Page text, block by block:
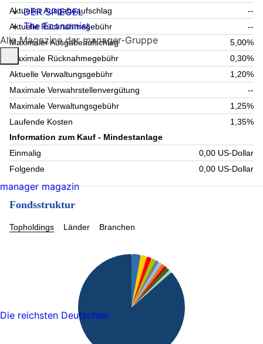
Aktueller Ausgabeaufschlag
--
Aktuelle Rücknahmegebühr
--
Maximaler Ausgabeaufschlag
5,00%
Maximale Rücknahmegebühr
0,30%
Aktuelle Verwaltungsgebühr
1,20%
Maximale Verwahrstellenvergütung
--
Maximale Verwaltungsgebühr
1,25%
Laufende Kosten
1,35%
Information zum Kauf - Mindestanlage
Einmalig
0,00 US-Dollar
Folgende
0,00 US-Dollar
Fondsstruktur
Topholdings Länder Branchen
DER SPIEGEL
The Economist
Alle Magazine der manager-Gruppe
manager magazin
Die reichsten Deutschen